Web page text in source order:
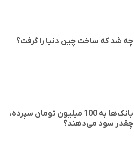
چه شد که ساخت چین دنیا را گرفت؟
بانک‌ها به 100 میلیون تومان سپرده،
چقدر سود می‌دهند؟